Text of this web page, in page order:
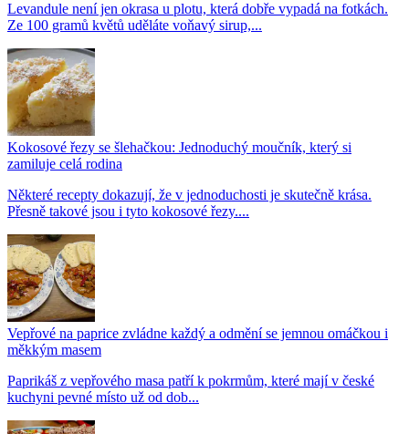
Levandule není jen okrasa u plotu, která dobře vypadá na fotkách.
Ze 100 gramů květů uděláte voňavý sirup,...
Kokosové řezy se šlehačkou: Jednoduchý moučník, který si
zamiluje celá rodina
Některé recepty dokazují, že v jednoduchosti je skutečně krása.
Přesně takové jsou i tyto kokosové řezy....
Vepřové na paprice zvládne každý a odmění se jemnou omáčkou i
měkkým masem
Paprikáš z vepřového masa patří k pokrmům, které mají v české
kuchyni pevné místo už od dob...